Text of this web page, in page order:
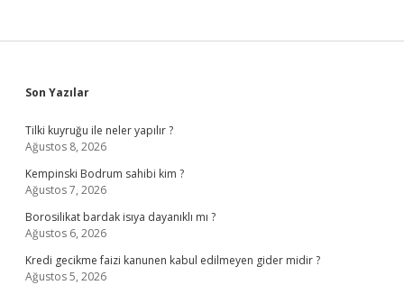
Sidebar
Son Yazılar
Tilki kuyruğu ile neler yapılır ?
Ağustos 8, 2026
Kempinski Bodrum sahibi kim ?
Ağustos 7, 2026
Borosilikat bardak isıya dayanıklı mı ?
Ağustos 6, 2026
Kredi gecikme faizi kanunen kabul edilmeyen gider midir ?
Ağustos 5, 2026